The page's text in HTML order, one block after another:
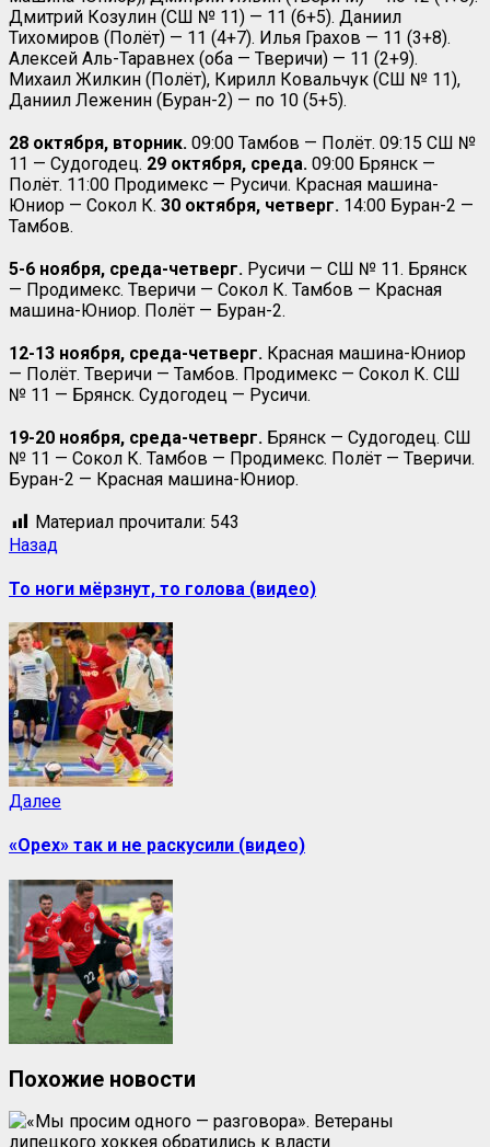
Дмитрий Козулин (СШ № 11) — 11 (6+5). Даниил
Тихомиров (Полёт) — 11 (4+7). Илья Грахов — 11 (3+8).
Алексей Аль-Таравнех (оба — Тверичи) — 11 (2+9).
Михаил Жилкин (Полёт), Кирилл Ковальчук (СШ № 11),
Даниил Леженин (Буран-2) — по 10 (5+5).
28 октября, вторник. 09:00 Тамбов — Полёт. 09:15 СШ №
11 — Судогодец. 29 октября, среда. 09:00 Брянск —
Полёт. 11:00 Продимекс — Русичи. Красная машина-
Юниор — Сокол К. 30 октября, четверг. 14:00 Буран-2 —
Тамбов.
5-6 ноября, среда-четверг. Русичи — СШ № 11. Брянск
— Продимекс. Тверичи — Сокол К. Тамбов — Красная
машина-Юниор. Полёт — Буран-2.
12-13 ноября, среда-четверг. Красная машина-Юниор
— Полёт. Тверичи — Тамбов. Продимекс — Сокол К. СШ
№ 11 — Брянск. Судогодец — Русичи.
19-20 ноября, среда-четверг. Брянск — Судогодец. СШ
№ 11 — Сокол К. Тамбов — Продимекс. Полёт — Тверичи.
Буран-2 — Красная машина-Юниор.
Материал прочитали: 543
Назад
То ноги мёрзнут, то голова (видео)
Далее
«Орех» так и не раскусили (видео)
Похожие новости